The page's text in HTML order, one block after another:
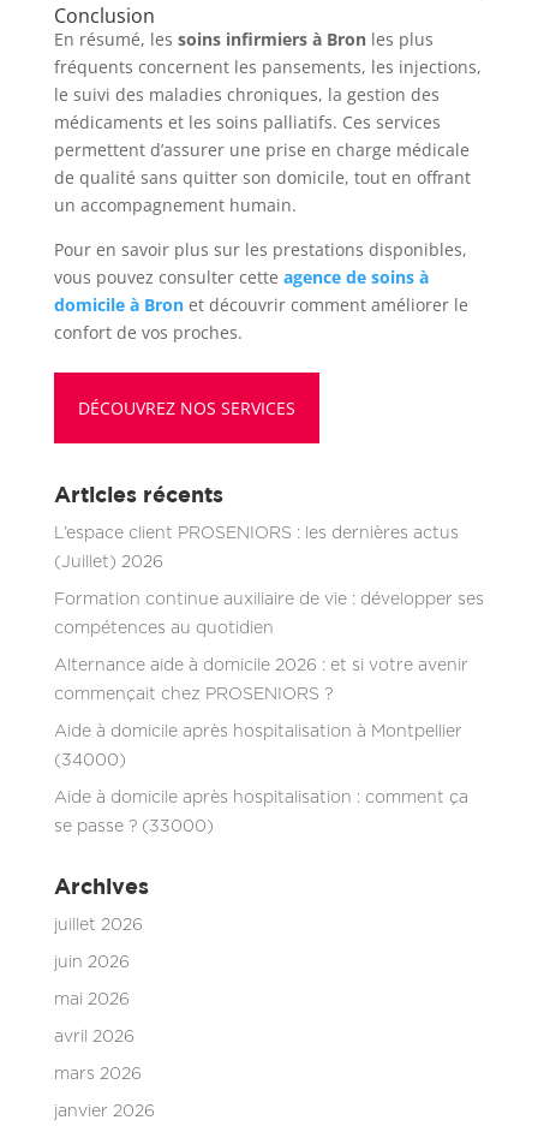
Conclusion
En résumé, les soins infirmiers à Bronles plus
fréquents concernent les pansements, les injections,
le suivi des maladies chroniques, la gestion des
médicaments et les soins palliatifs. Ces services
permettent d’assurer une prise en charge médicale
de qualité sans quitter son domicile, tout en offrant
un accompagnement humain.
Pour en savoir plus sur les prestations disponibles,
vous pouvez consulter cette agence de soins à
domicile à Bronet découvrir comment améliorer le
confort de vos proches.
DÉCOUVREZ NOS SERVICES
Articles récents
L’espace client PROSENIORS : les dernières actus
(Juillet) 2026
Formation continue auxiliaire de vie : développer ses
compétences au quotidien
Alternance aide à domicile 2026 : et si votre avenir
commençait chez PROSENIORS ?
Aide à domicile après hospitalisation à Montpellier
(34000)
Aide à domicile après hospitalisation : comment ça
se passe ? (33000)
Archives
juillet 2026
juin 2026
mai 2026
avril 2026
mars 2026
janvier 2026